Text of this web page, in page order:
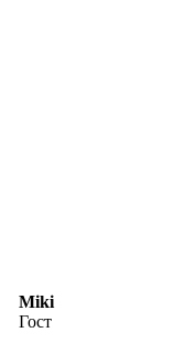
Miki
Гост